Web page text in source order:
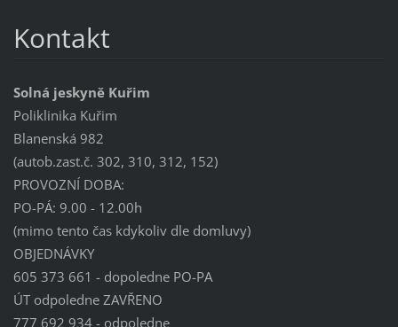
Kontakt
Solná jeskyně Kuřim
Poliklinika Kuřim
Blanenská 982
(autob.zast.č. 302, 310, 312, 152)
PROVOZNÍ DOBA:
PO-PÁ: 9.00 - 12.00h
(mimo tento čas kdykoliv dle domluvy)
OBJEDNÁVKY
605 373 661 - dopoledne PO-PA
ÚT odpoledne ZAVŘENO
777 692 934 - odpoledne